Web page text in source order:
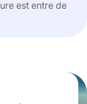
est entre de